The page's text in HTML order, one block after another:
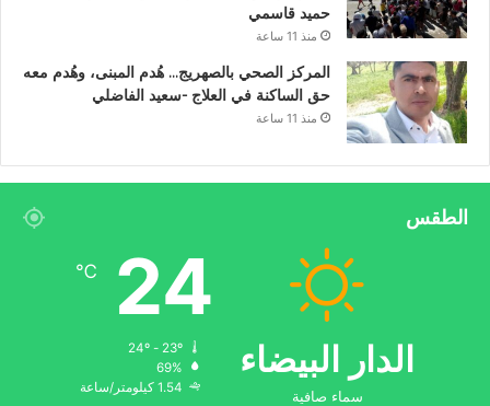
حميد قاسمي
منذ 11 ساعة
المركز الصحي بالصهريج… هُدم المبنى، وهُدم معه
حق الساكنة في العلاج -سعيد الفاضلي
منذ 11 ساعة
الطقس
الدار البيضاء
سماء صافية
24
℃
69%
1.54 كيلومتر/ساعة